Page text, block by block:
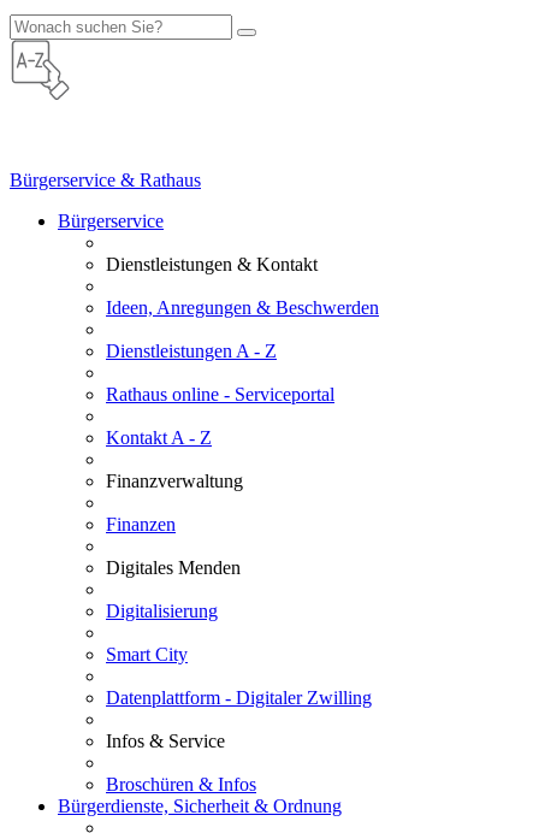
Bürgerservice & Rathaus
Bürgerservice
Dienstleistungen & Kontakt
Ideen, Anregungen & Beschwerden
Dienstleistungen A - Z
Rathaus online - Serviceportal
Kontakt A - Z
Finanzverwaltung
Finanzen
Digitales Menden
Digitalisierung
Smart City
Datenplattform - Digitaler Zwilling
Infos & Service
Broschüren & Infos
Bürgerdienste, Sicherheit & Ordnung